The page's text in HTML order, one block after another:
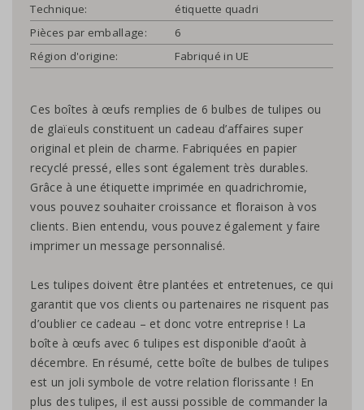
Technique:
étiquette quadri
Pièces par emballage:
6
Région d'origine:
Fabriqué in UE
Ces boîtes à œufs remplies de 6 bulbes de tulipes ou
de glaïeuls constituent un cadeau d’affaires super
original et plein de charme. Fabriquées en papier
recyclé pressé, elles sont également très durables.
Grâce à une étiquette imprimée en quadrichromie,
vous pouvez souhaiter croissance et floraison à vos
clients. Bien entendu, vous pouvez également y faire
imprimer un message personnalisé.
Les tulipes doivent être plantées et entretenues, ce qui
garantit que vos clients ou partenaires ne risquent pas
d’oublier ce cadeau – et donc votre entreprise ! La
boîte à œufs avec 6 tulipes est disponible d’août à
décembre. En résumé, cette boîte de bulbes de tulipes
est un joli symbole de votre relation florissante ! En
plus des tulipes, il est aussi possible de commander la